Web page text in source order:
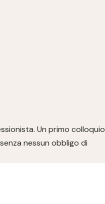
Un primo colloquio
nessun obbligo di